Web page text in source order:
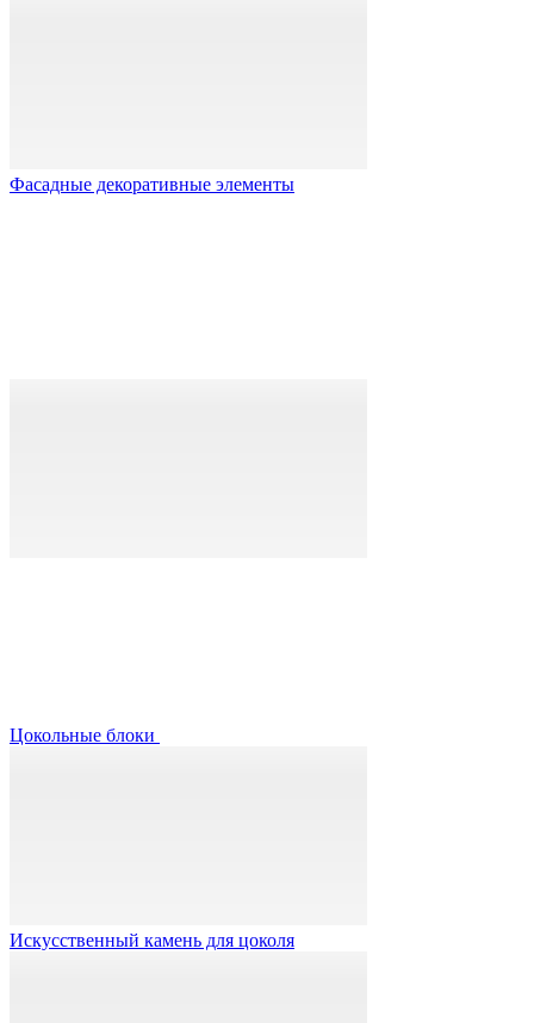
Фасадные декоративные элементы
Цокольные блоки
Искусственный камень для цоколя